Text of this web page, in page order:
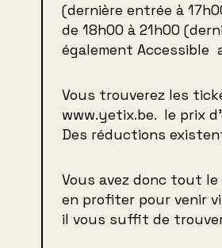
(dernière entrée à
de 18h00 à 21h00
également Accessible
Vous trouverez les
www.yetix.be. le prix
Des réductions
Vous avez donc tout
en profiter pour venir
il vous suffit de